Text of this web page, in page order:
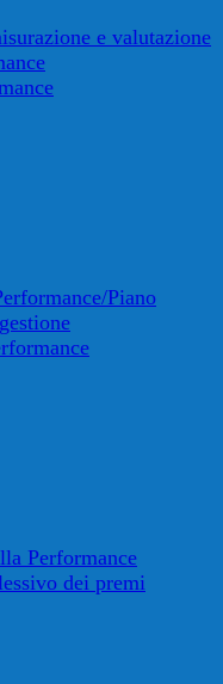
e valutazione
Piano
Performance
dei premi